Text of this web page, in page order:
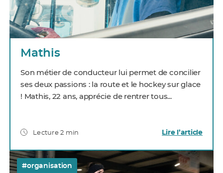
Mathis
Son métier de conducteur lui permet de concilier
ses deux passions : la route et le hockey sur glace
! Mathis, 22 ans, apprécie de rentrer tous...
Lecture 2 min Lire l’article
#organisation